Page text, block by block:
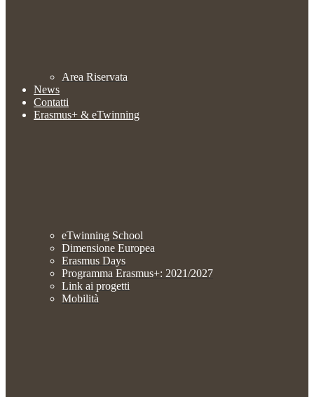
Area Riservata
News
Contatti
Erasmus+ & eTwinning
eTwinning School
Dimensione Europea
Erasmus Days
Programma Erasmus+: 2021/2027
Link ai progetti
Mobilità